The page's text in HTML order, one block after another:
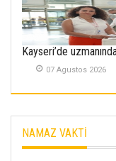
Kayseri’de
07 Agustos 2026
NAMAZ VAKTİ